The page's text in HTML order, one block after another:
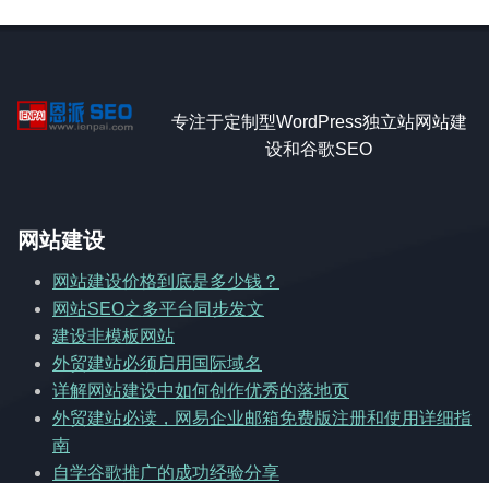
专注于定制型WordPress独立站网站建
设和谷歌SEO
网站建设
网站建设价格到底是多少钱？
网站SEO之多平台同步发文
建设非模板网站
外贸建站必须启用国际域名
详解网站建设中如何创作优秀的落地页
外贸建站必读，网易企业邮箱免费版注册和使用详细指
南
自学谷歌推广的成功经验分享